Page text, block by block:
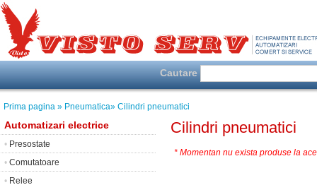
Cautare
Prima pagina » Pneumatica» Cilindri pneumatici
Automatizari electrice
• Presostate
• Comutatoare
• Relee
Cilindri pneumatici
* Momentan nu exista produse la